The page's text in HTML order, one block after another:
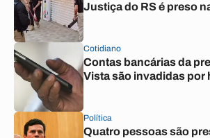
Justiça do RS é preso
Cotidiano
Contas bancárias da
Vista são invadidas por
Política
Quatro pessoas são